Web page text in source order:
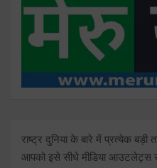
राष्ट्र दुनिया के बारे में प्रत्येक बड़ी
आपको इसे सीधे मीडिया आउटलेट्स से